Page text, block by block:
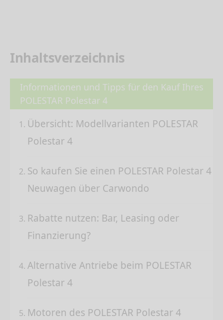
Inhaltsverzeichnis
Informationen und Tipps für den Kauf Ihres
POLESTAR Polestar 4
Übersicht: Modellvarianten POLESTAR
Polestar 4
So kaufen Sie einen POLESTAR Polestar 4
Neuwagen über Carwondo
Rabatte nutzen: Bar, Leasing oder
Finanzierung?
Alternative Antriebe beim POLESTAR
Polestar 4
Motoren des POLESTAR Polestar 4